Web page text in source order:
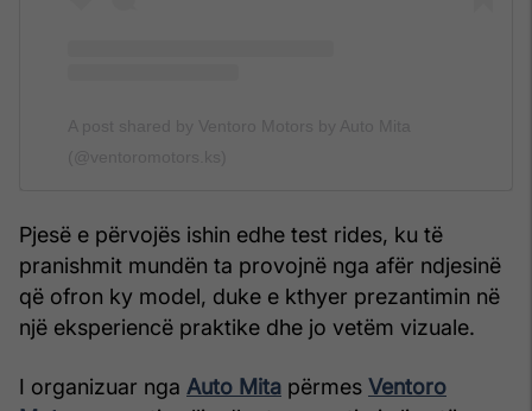
Pjesë e përvojës ishin edhe test rides, ku të
pranishmit mundën ta provojnë nga afër ndjesinë
që ofron ky model, duke e kthyer prezantimin në
një eksperiencë praktike dhe jo vetëm vizuale.
I organizuar nga Auto Mita përmes Ventoro